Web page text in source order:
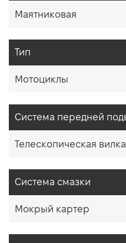
Маятниковая
Тип
Мотоциклы
Система передней
Телескопическая вилка
Система смазки
Мокрый картер